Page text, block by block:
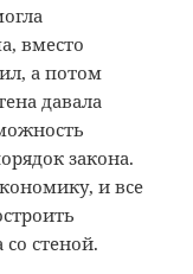
вместо
а потом
давала
закона.
и все
стеной.